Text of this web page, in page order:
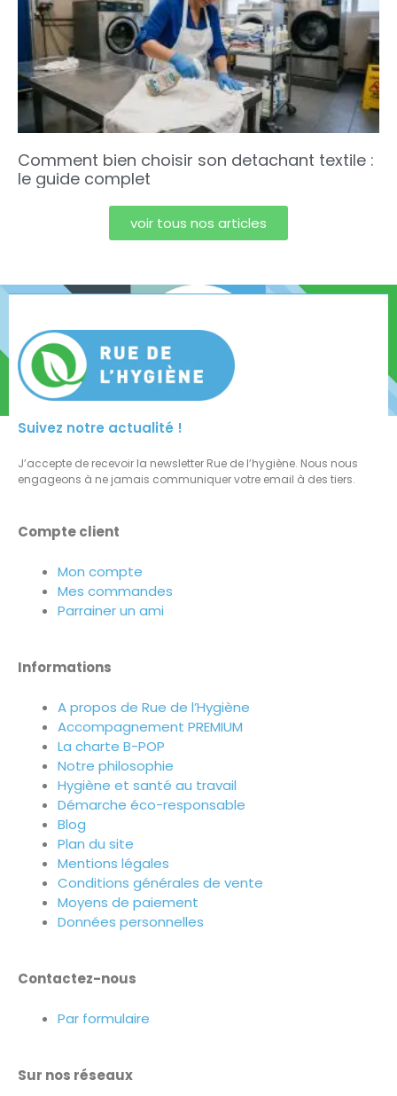
Comment bien choisir son detachant textile :
le guide complet
voir tous nos articles
Suivez notre actualité !
J’accepte de recevoir la newsletter Rue de l’hygiène. Nous nous
engageons à ne jamais communiquer votre email à des tiers.
Compte client
Mon compte
Mes commandes
Parrainer un ami
Informations
A propos de Rue de l’Hygiène
Accompagnement PREMIUM
La charte B-POP
Notre philosophie
Hygiène et santé au travail
Démarche éco-responsable
Blog
Plan du site
Mentions légales
Conditions générales de vente
Moyens de paiement
Données personnelles
Contactez-nous
Par formulaire
Sur nos réseaux